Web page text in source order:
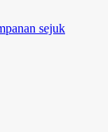
sejuk